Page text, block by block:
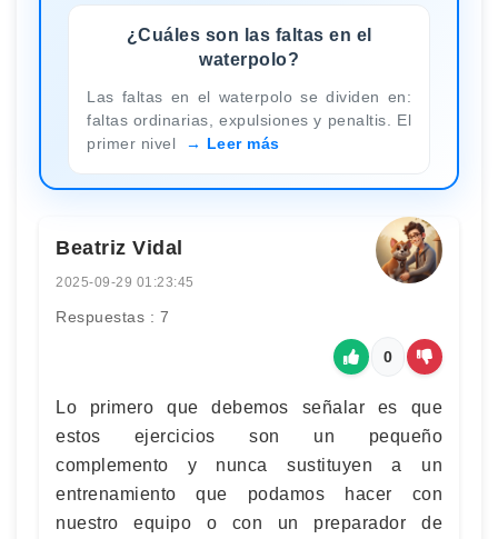
¿Cuáles son las faltas en el
waterpolo?
Las faltas en el waterpolo se dividen en:
faltas ordinarias, expulsiones y penaltis. El
primer nivel
Leer más
Beatriz Vidal
2025-09-29 01:23:45
Respuestas : 7
0
Lo primero que debemos señalar es que
estos ejercicios son un pequeño
complemento y nunca sustituyen a un
entrenamiento que podamos hacer con
nuestro equipo o con un preparador de